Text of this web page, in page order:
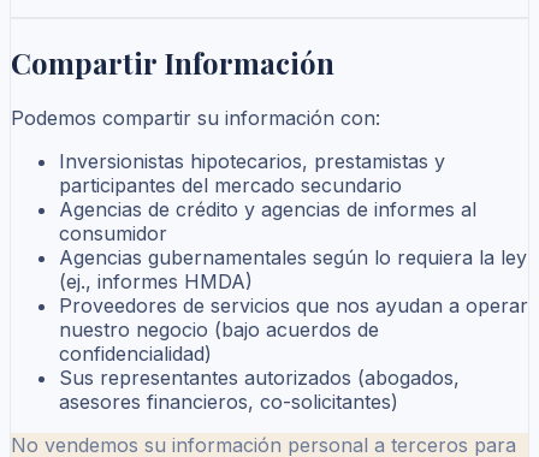
Compartir Información
Podemos compartir su información con:
Inversionistas hipotecarios, prestamistas y
participantes del mercado secundario
Agencias de crédito y agencias de informes al
consumidor
Agencias gubernamentales según lo requiera la ley
(ej., informes HMDA)
Proveedores de servicios que nos ayudan a operar
nuestro negocio (bajo acuerdos de
confidencialidad)
Sus representantes autorizados (abogados,
asesores financieros, co-solicitantes)
No vendemos su información personal a terceros para